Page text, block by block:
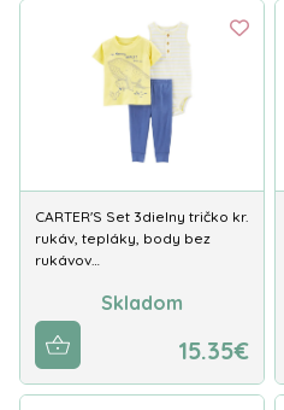
CARTER'S Set 3dielny tričko kr.
rukáv, tepláky, body bez
rukávov…
Skladom
15.35€